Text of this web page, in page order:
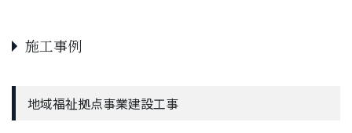
施工事例
地域福祉拠点事業建設工事